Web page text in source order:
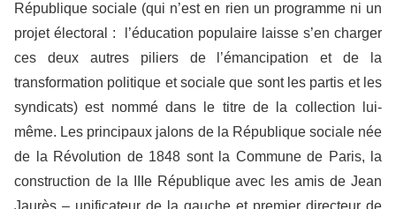
République sociale (qui n’est en rien un programme ni un
projet électoral : l’éducation populaire laisse s’en charger
ces deux autres piliers de l’émancipation et de la
transformation politique et sociale que sont les partis et les
syndicats) est nommé dans le titre de la collection lui-
même. Les principaux jalons de la République sociale née
de la Révolution de 1848 sont la Commune de Paris, la
construction de la IIIe République avec les amis de Jean
Jaurès – unificateur de la gauche et premier directeur de